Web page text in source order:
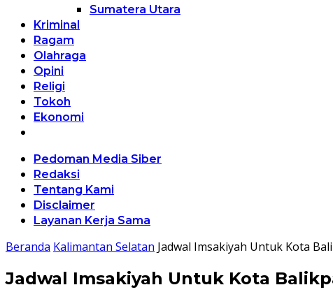
Sumatera Utara
Kriminal
Ragam
Olahraga
Opini
Religi
Tokoh
Ekonomi
Pedoman Media Siber
Redaksi
Tentang Kami
Disclaimer
Layanan Kerja Sama
Beranda Kalimantan Selatan Jadwal Imsakiyah Untuk Kota
Jadwal Imsakiyah Untuk Kota